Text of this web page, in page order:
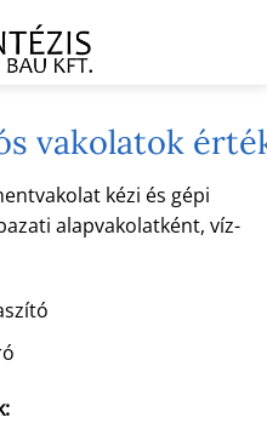
vakolatok
kézi és gépi
alapvakolatként, víz-